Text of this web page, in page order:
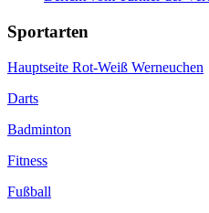
Sportarten
Hauptseite Rot-Weiß Werneuchen
Darts
Badminton
Fitness
Fußball